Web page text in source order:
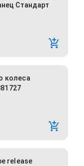
Стандарт
колеса
release